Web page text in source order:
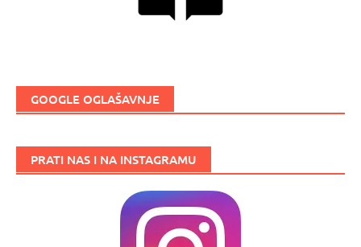
GOOGLE OGLAŠAVNJE
PRATI NAS I NA INSTAGRAMU